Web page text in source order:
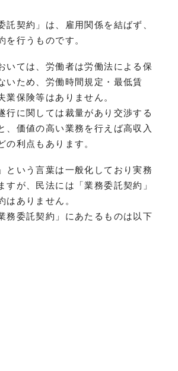
託契約」は、雇用関係を結ばず、
を行うものです。
いては、労働者は労働法による保
いため、労働時間規定・最低賃
業保険等はありません。
行に関しては裁量があり交渉する
、価値の高い業務を行えば高収入
の利点もあります。
という言葉は一般化しており実務
すが、民法には「業務委託契約」
はありません。
務委託契約」にあたるものは以下